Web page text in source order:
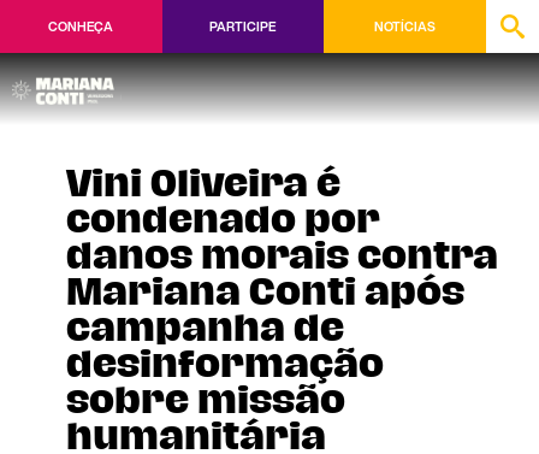
CONHEÇA PARTICIPE NOTÍCIAS
Vini Oliveira é
condenado por
danos morais contra
Mariana Conti após
campanha de
desinformação
sobre missão
humanitária